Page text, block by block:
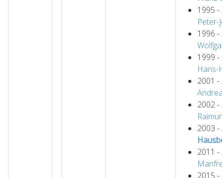
1995 -
Peter-
1996 -
1999 -
Hans-
2001 -
2002 -
2003 -
2011 -
2015 -